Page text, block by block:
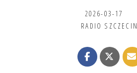
2026-03-17
RADIO SZCZECIN